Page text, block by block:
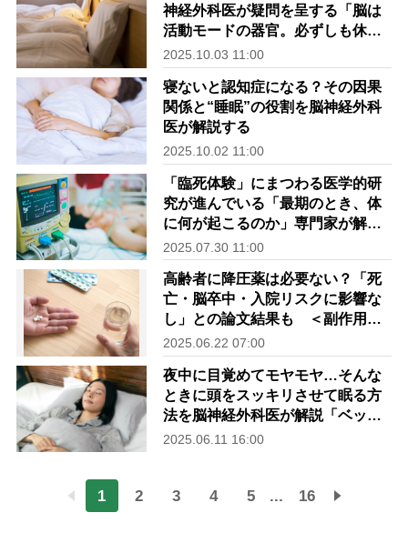
神経外科医が疑問を呈する「脳は
活動モードの器官。必ずしも休ま
せる必要はない」
2025.10.03 11:00
寝ないと認知症になる？その因果
関係と“睡眠”の役割を脳神経外科
医が解説する
2025.10.02 11:00
「臨死体験」にまつわる医学的研
究が進んでいる「最期のとき、体
に何が起こるのか」専門家が解説
｜「走馬灯」や「体外離脱体験」
のメカニズム
2025.07.30 11:00
高齢者に降圧薬は必要ない？「死
亡・脳卒中・入院リスクに影響な
し」との論文結果も ＜副作用に
要注意！75才以上に慎重な投与を
必要とする「降圧剤」リスト付き
＞
2025.06.22 07:00
夜中に目覚めてモヤモヤ…そんな
ときに頭をスッキリさせて眠る方
法を脳神経外科医が解説「ベッド
で15分以上考え込まない」「休日
2025.06.11 16:00
1 2 3 4 5 ... 16